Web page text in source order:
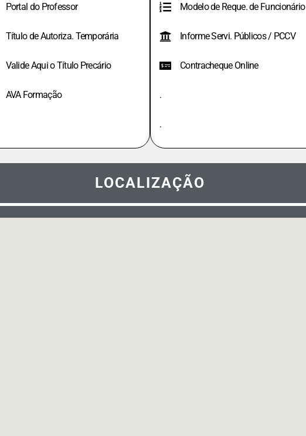
Portal do Professor
Título de Autoriza. Temporária
Valide Aqui o Título Precário
AVA Formação
Modelo de Reque. de Funcionário
Informe Servi. Públicos / PCCV
Contracheque Online
.
.
LOCALIZAÇÃO